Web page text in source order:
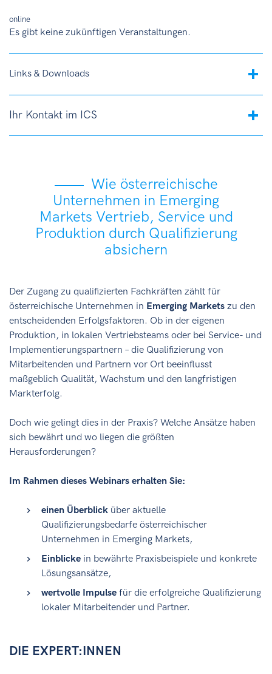
online
Es gibt keine zukünftigen Veranstaltungen.
Links & Downloads
Ihr Kontakt im ICS
Wie österreichische
Unternehmen in Emerging
Markets Vertrieb, Service und
Produktion durch Qualifizierung
absichern
Der Zugang zu qualifizierten Fachkräften zählt für
österreichische Unternehmen in Emerging Markets zu den
entscheidenden Erfolgsfaktoren. Ob in der eigenen
Produktion, in lokalen Vertriebsteams oder bei Service- und
Implementierungspartnern – die Qualifizierung von
Mitarbeitenden und Partnern vor Ort beeinflusst
maßgeblich Qualität, Wachstum und den langfristigen
Markterfolg.
Doch wie gelingt dies in der Praxis? Welche Ansätze haben
sich bewährt und wo liegen die größten
Herausforderungen?
Im Rahmen dieses Webinars erhalten Sie:
einen Überblicküber aktuelle
Qualifizierungsbedarfe österreichischer
Unternehmen in Emerging Markets,
Einblickein bewährte Praxisbeispiele und konkrete
Lösungsansätze,
wertvolle Impulsefür die erfolgreiche Qualifizierung
lokaler Mitarbeitender und Partner.
DIE EXPERT:INNEN